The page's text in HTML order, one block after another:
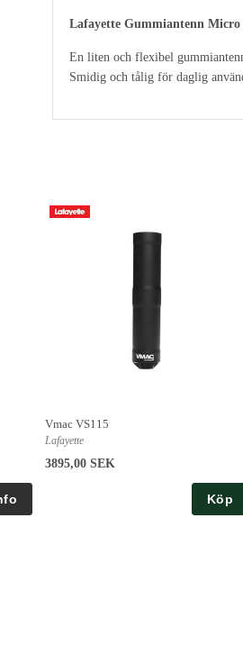
Lafayette Gummiantenn Micro
En liten och flexibel
Smidig och tålig för daglig
Vmac VS115
Lafayette
3895,00 SEK
Köp